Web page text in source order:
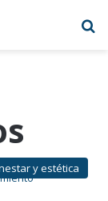
y estética